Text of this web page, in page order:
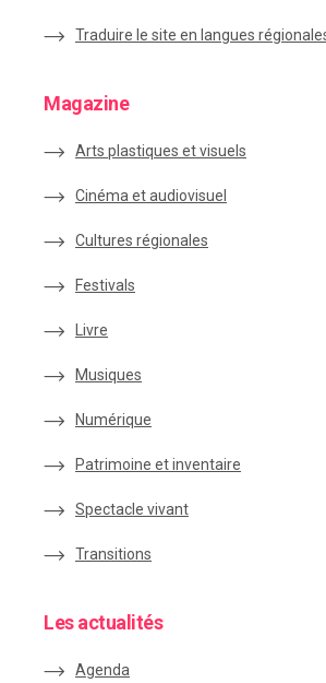
Traduire le site en langues
Magazine
Arts plastiques et visuels
Cinéma et audiovisuel
Cultures régionales
Festivals
Livre
Musiques
Numérique
Patrimoine et inventaire
Spectacle vivant
Transitions
Les actualités
Agenda